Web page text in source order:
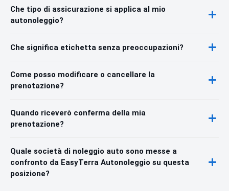
Che tipo di assicurazione si applica al mio
autonoleggio?
Che significa etichetta senza preoccupazioni?
Come posso modificare o cancellare la
prenotazione?
Quando riceverò conferma della mia
prenotazione?
Quale società di noleggio auto sono messe a
confronto da EasyTerra Autonoleggio su questa
posizione?